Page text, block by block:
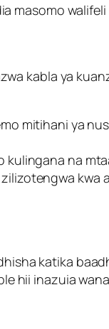
masomo
kabla ya
mitihani ya
kulingana na
kwa
katika
hii inazuia